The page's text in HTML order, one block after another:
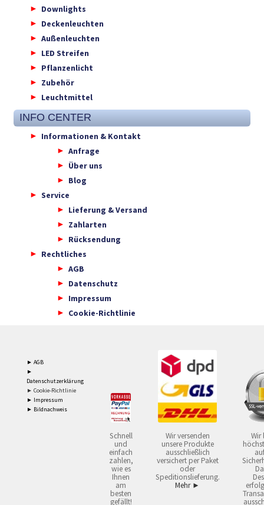
Downlights
Deckenleuchten
Außenleuchten
LED Streifen
Pflanzenlicht
Zubehör
Leuchtmittel
INFO CENTER
Informationen & Kontakt
Anfrage
Über uns
Blog
Service
Lieferung & Versand
Zahlarten
Rücksendung
Rechtliches
AGB
Datenschutz
Impressum
Cookie-Richtlinie
► AGB
►
Datenschutzerklärung
► Cookie-Richtlinie
► Impressum
► Bildnachweis
Schnell
und
einfach
zahlen,
wie es
Ihnen
am
besten
gefällt!
Wir versenden
unsere Produkte
ausschließlich
versichert per Paket
oder
Speditionslieferung.
Mehr ►
Wir